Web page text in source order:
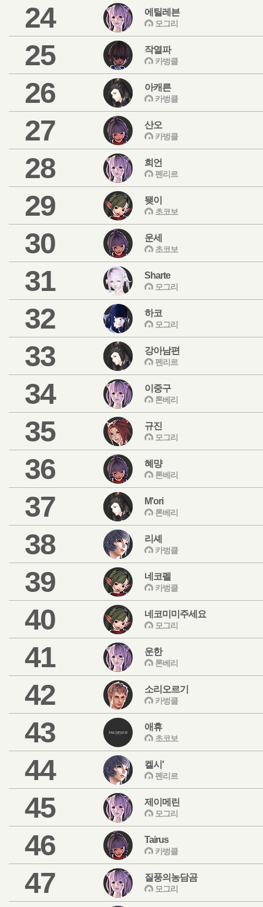
24 에틸레븐
모그리
25 작열파
카벙클
26 아캐른
카벙클
27 산오
카벙클
28 희언
펜리르
29 됒이
초코보
30 운세
초코보
31 Sharte
모그리
32 하코
모그리
33 강아남편
펜리르
34 이중구
톤베리
35 규진
모그리
36 혜먕
톤베리
37 M'ori
톤베리
38 리셰
카벙클
39 네코펠
카벙클
40 네코미미주세요
모그리
41 운한
톤베리
42 소리오르기
카벙클
43 애휴
초코보
44 켈시'
펜리르
45 제이메린
모그리
46 Tairus
카벙클
47 질풍의농담곰
모그리